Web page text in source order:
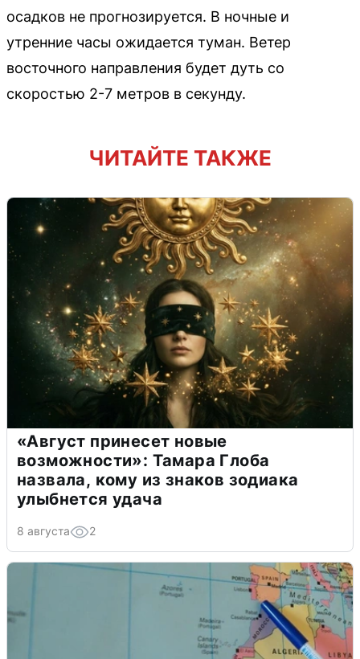
осадков не прогнозируется. В ночные и
утренние часы ожидается туман. Ветер
восточного направления будет дуть со
скоростью 2-7 метров в секунду.
ЧИТАЙТЕ ТАКЖЕ
«Август принесет новые
возможности»: Тамара Глоба
назвала, кому из знаков зодиака
улыбнется удача
8 августа 2